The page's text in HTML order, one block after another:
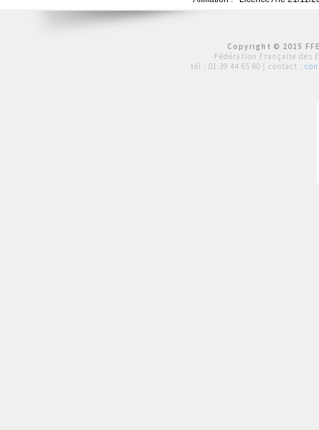
Copyright © 2015
Fédération Française des
tél : 01 39 44 65 80 | contact :